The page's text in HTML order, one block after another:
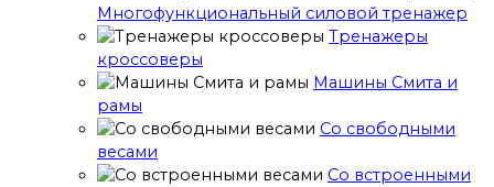
Многофункциональный силовой тренажер
Тренажеры
кроссоверы
Машины Смита и
рамы
Со свободными
весами
Со встроенными